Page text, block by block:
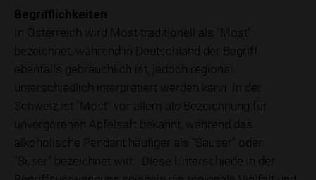
Begrifflichkeiten
In Österreich wird Most traditionell als "Most"
bezeichnet, während in Deutschland der Begriff
ebenfalls gebräuchlich ist, jedoch regional
unterschiedlich interpretiert werden kann. In der
Schweiz ist "Most" vor allem als Bezeichnung für
unvergorenen Apfelsaft bekannt, während das
alkoholische Pendant häufiger als "Sauser" oder
"Suser" bezeichnet wird. Diese Unterschiede in der